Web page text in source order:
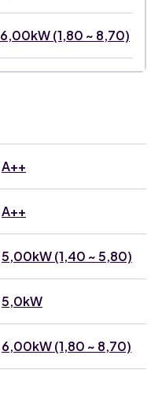
6,00kW (1,80 ~ 8,70)
A++
A++
5,00kW (1,40 ~ 5,80)
5,0kW
6,00kW (1,80 ~ 8,70)